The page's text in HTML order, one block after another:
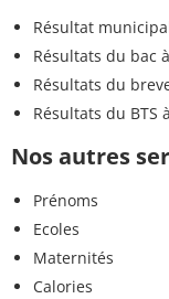
Résultat
Résultats du bac
Résultats du
Résultats du BTS
Nos autres
Prénoms
Ecoles
Maternités
Calories